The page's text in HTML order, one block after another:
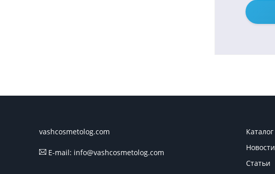
vashcosmetolog.com
E-mail: info@vashcosmetolog.com
Каталог
Новости
Статьи